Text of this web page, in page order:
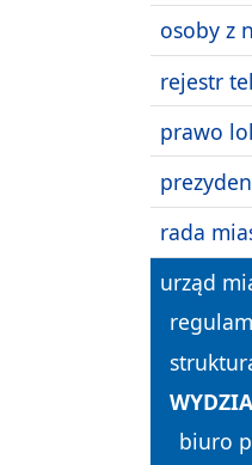
osoby z
rejestr
prawo
rada
urząd
biuro